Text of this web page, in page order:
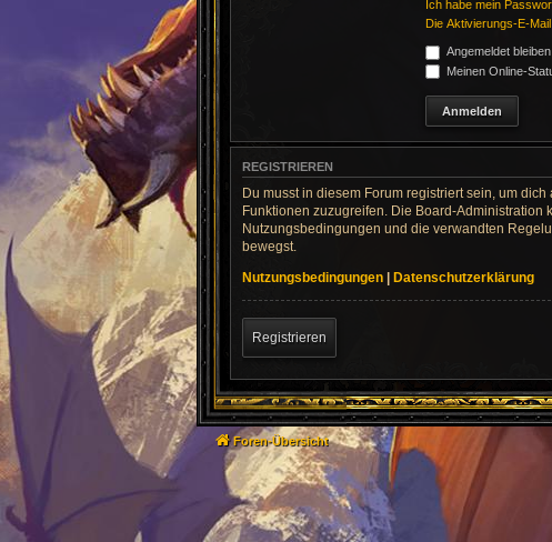
Ich habe mein
Die Aktivierungs-E-
Angemeldet bleiben
Meinen Online-
REGISTRIEREN
Du musst in diesem Forum registriert sein, um
Funktionen zuzugreifen. Die Board-
Nutzungsbedingungen und die verwandten
bewegst.
Nutzungsbedingungen | Datenschutzerklärung
Registrieren
Foren-Übersicht